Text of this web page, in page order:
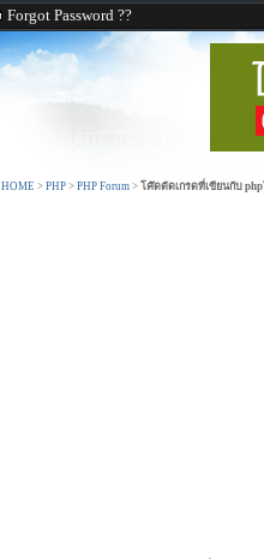
Forgot Password ??
HOME > PHP > PHP Forum > โค๊ดตัดเกรดที่เขียนกับ